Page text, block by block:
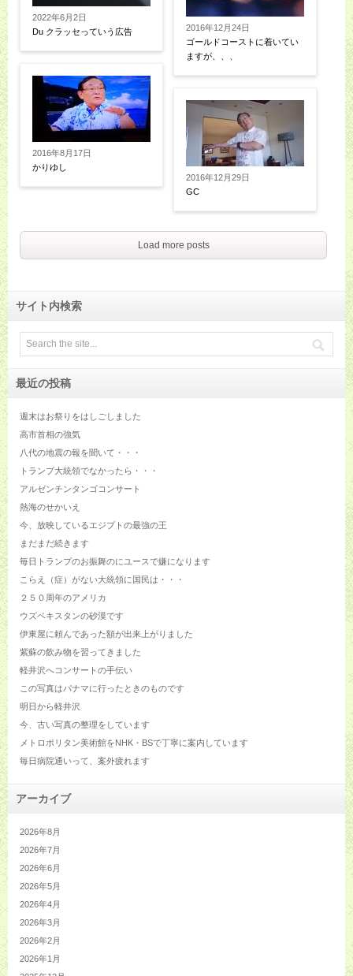
2022年6月2日
Du クラッセっていう広告
2016年8月17日
かりゆし
2016年12月24日
ゴールドコーストに着いてい
ますが、、、
2016年12月29日
GC
Load more posts
サイト内検索
最近の投稿
週末はお祭りをはしごしました
高市首相の強気
八代の地震の報を聞いて・・・
トランプ大統領でなかったら・・・
アルゼンチンタンゴコンサート
熱海のせかいえ
今、放映しているエジプトの最強の王
まだまだ続きます
毎日トランプのお振舞のにユースで嫌になります
こらえ（症）がない大統領に国民は・・・
２５０周年のアメリカ
ウズベキスタンの砂漠です
伊東屋に頼んであった額が出来上がりました
紫蘇の飲み物を習ってきました
軽井沢へコンサートの手伝い
この写真はパナマに行ったときのものです
明日から軽井沢
今、古い写真の整理をしています
メトロポリタン美術館をNHK・BSで丁寧に案内しています
毎日病院通いって、案外疲れます
アーカイブ
2026年8月
2026年7月
2026年6月
2026年5月
2026年4月
2026年3月
2026年2月
2026年1月